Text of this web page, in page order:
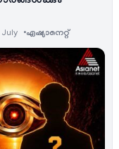
July ഏഷ്യാനെറ്റ്‌